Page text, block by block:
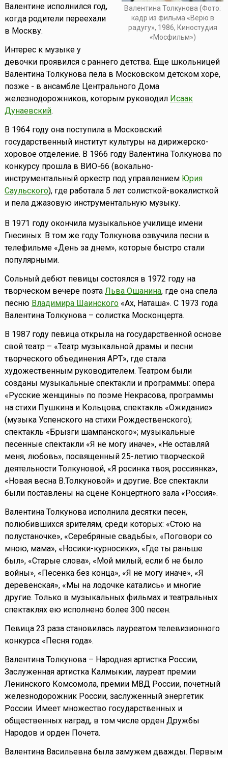
Валентина Толкунова (Фото:
кадр из фильма «Верю в
радугу», 1986, Киностудия
«Мосфильм»)
Валентине исполнился год,
когда родители переехали
в Москву.
Интерес к музыке у
девочки проявился с раннего детства. Еще школьницей
Валентина Толкунова пела в Московском детском хоре,
позже - в ансамбле Центрального Дома
железнодорожников, которым руководил Исаак
Дунаевский.
В 1964 году она поступила в Московский
государственный институт культуры на дирижерско-
хоровое отделение. В 1966 году Валентина Толкунова по
конкурсу прошла в ВИО-66 (вокально-
инструментальный оркестр под управлением Юрия
Саульского), где работала 5 лет солисткой-вокалисткой
и пела джазовую инструментальную музыку.
В 1971 году окончила музыкальное училище имени
Гнесиных. В том же году Толкунова озвучила песни в
телефильме «День за днем», которые быстро стали
популярными.
Сольный дебют певицы состоялся в 1972 году на
творческом вечере поэта Льва Ошанина, где она спела
песню Владимира Шаинского«Ах, Наташа». С 1973 года
Валентина Толкунова – солистка Москонцерта.
В 1987 году певица открыла на государственной основе
свой театр – «Театр музыкальной драмы и песни
творческого объединения АРТ», где стала
художественным руководителем. Театром были
созданы музыкальные спектакли и программы: опера
«Русские женщины» по поэме Некрасова, программы
на стихи Пушкина и Кольцова; спектакль «Ожидание»
(музыка Успенского на стихи Рождественского);
спектакль «Брызги шампанского»; музыкальные
песенные спектакли «Я не могу иначе», «Не оставляй
меня, любовь», посвященный 25-летию творческой
деятельности Толкуновой, «Я росинка твоя, россиянка»,
«Новая весна В.Толкуновой» и другие. Все спектакли
были поставлены на сцене Концертного зала «Россия».
Валентина Толкунова исполнила десятки песен,
полюбившихся зрителям, среди которых: «Стою на
полустаночке», «Серебряные свадьбы», «Поговори со
мною, мама», «Носики-курносики», «Где ты раньше
был», «Старые слова», «Мой милый, если б не было
войны», «Песенка без конца», «Я не могу иначе», «Я
деревенская», «Мы на лодочке катались» и многие
другие. Только в музыкальных фильмах и театральных
спектаклях ею исполнено более 300 песен.
Певица 23 раза становилась лауреатом телевизионного
конкурса «Песня года».
Валентина Толкунова – Народная артистка России,
Заслуженная артистка Калмыкии, лауреат премии
Ленинского Комсомола, премии МВД России, почетный
железнодорожник России, заслуженный энергетик
России. Имеет множество государственных и
общественных наград, в том числе орден Дружбы
Народов и орден Почета.
Валентина Васильевна была замужем дважды. Первым